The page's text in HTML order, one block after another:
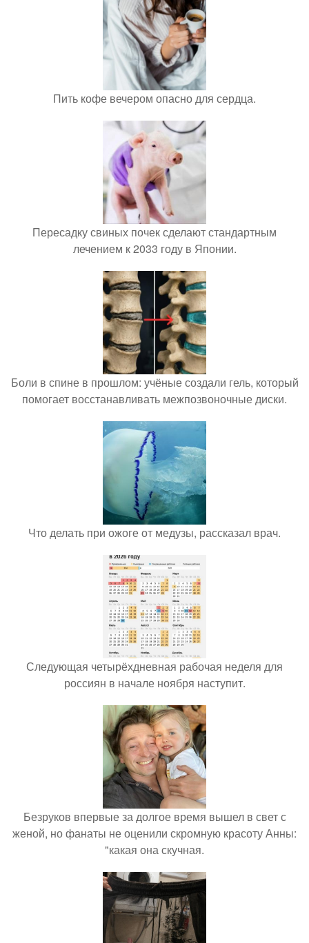
Пить кофе вечером опасно для сердца.
Пересадку свиных почек сделают стандартным
лечением к 2033 году в Японии.
Боли в спине в прошлом: учёные создали гель, который
помогает восстанавливать межпозвоночные диски.
Что делать при ожоге от медузы, рассказал врач.
Следующая четырёхдневная рабочая неделя для
россиян в начале ноября наступит.
Безруков впервые за долгое время вышел в свет с
женой, но фанаты не оценили скромную красоту Анны:
"какая она скучная.